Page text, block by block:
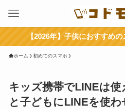
【2026年】子供におすすめ
ホーム 初めてのスマホ
キッズ携帯でLINEは
と子どもにLINEを使わ